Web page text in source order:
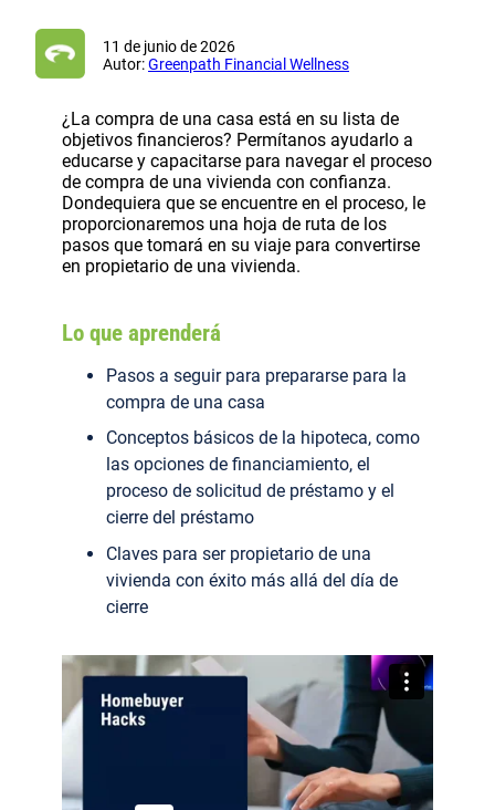
11 de junio de 2026
Autor:Greenpath Financial Wellness
¿La compra de una casa está en su lista de
objetivos financieros? Permítanos ayudarlo a
educarse y capacitarse para navegar el proceso
de compra de una vivienda con confianza.
Dondequiera que se encuentre en el proceso, le
proporcionaremos una hoja de ruta de los
pasos que tomará en su viaje para convertirse
en propietario de una vivienda.
Lo que aprenderá
Pasos a seguir para prepararse para la
compra de una casa
Conceptos básicos de la hipoteca, como
las opciones de financiamiento, el
proceso de solicitud de préstamo y el
cierre del préstamo
Claves para ser propietario de una
vivienda con éxito más allá del día de
cierre